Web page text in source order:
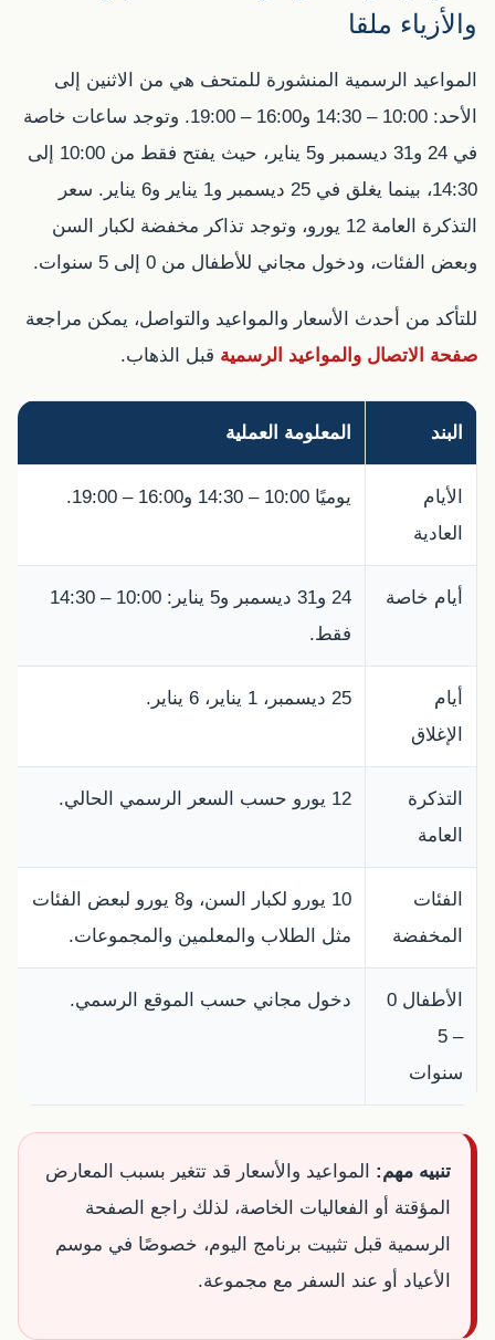
والأزياء ملقا
المواعيد الرسمية المنشورة للمتحف هي من الاثنين إلى
الأحد: 10:00 – 14:30 و16:00 – 19:00. وتوجد ساعات خاصة
في 24 و31 ديسمبر و5 يناير، حيث يفتح فقط من 10:00 إلى
14:30، بينما يغلق في 25 ديسمبر و1 يناير و6 يناير. سعر
التذكرة العامة 12 يورو، وتوجد تذاكر مخفضة لكبار السن
وبعض الفئات، ودخول مجاني للأطفال من 0 إلى 5 سنوات.
للتأكد من أحدث الأسعار والمواعيد والتواصل، يمكن مراجعة
صفحة الاتصال والمواعيد الرسمية قبل الذهاب.
البند المعلومة العملية
الأيام
العادية
يوميًا 10:00 – 14:30 و16:00 – 19:00.
أيام خاصة
24 و31 ديسمبر و5 يناير: 10:00 – 14:30
فقط.
أيام
الإغلاق
25 ديسمبر، 1 يناير، 6 يناير.
التذكرة
العامة
12 يورو حسب السعر الرسمي الحالي.
الفئات
المخفضة
10 يورو لكبار السن، و8 يورو لبعض الفئات
مثل الطلاب والمعلمين والمجموعات.
الأطفال 0
– 5
سنوات
دخول مجاني حسب الموقع الرسمي.
تنبيه مهم: المواعيد والأسعار قد تتغير بسبب المعارض
المؤقتة أو الفعاليات الخاصة، لذلك راجع الصفحة
الرسمية قبل تثبيت برنامج اليوم، خصوصًا في موسم
الأعياد أو عند السفر مع مجموعة.